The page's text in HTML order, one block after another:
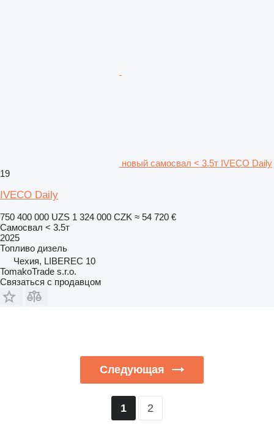
новый самосвал < 3.5т IVECO Daily
19
IVECO Daily
750 400 000 UZS 1 324 000 CZK ≈ 54 720 €
Самосвал < 3.5т
2025
Топливо дизель
Чехия, LIBEREC 10
TomakoTrade s.r.o.
Связаться с продавцом
Следующая
1 2